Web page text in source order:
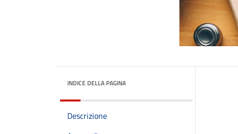
INDICE DELLA PAGINA
Descrizione